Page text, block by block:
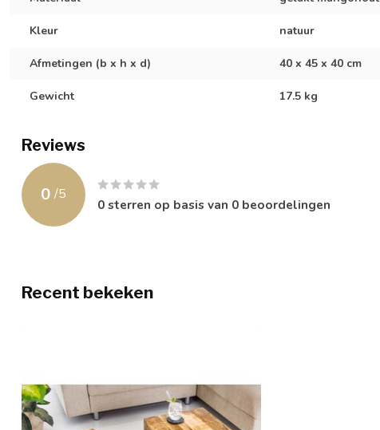
Kleur natuur
Afmetingen (b x h x d) 40 x 45 x 40 cm
Gewicht 17.5 kg
Reviews
0 /5
0sterren op basis van 0 beoordelingen
Recent bekeken